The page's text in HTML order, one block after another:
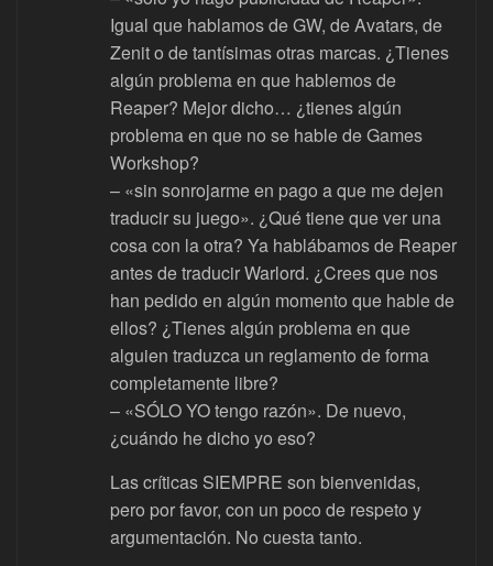
Igual que hablamos de GW, de Avatars, de
Zenit o de tantísimas otras marcas. ¿Tienes
algún problema en que hablemos de
Reaper? Mejor dicho… ¿tienes algún
problema en que no se hable de Games
Workshop?
– «sin sonrojarme en pago a que me dejen
traducir su juego». ¿Qué tiene que ver una
cosa con la otra? Ya hablábamos de Reaper
antes de traducir Warlord. ¿Crees que nos
han pedido en algún momento que hable de
ellos? ¿Tienes algún problema en que
alguien traduzca un reglamento de forma
completamente libre?
– «SÓLO YO tengo razón». De nuevo,
¿cuándo he dicho yo eso?
Las críticas SIEMPRE son bienvenidas,
pero por favor, con un poco de respeto y
argumentación. No cuesta tanto.